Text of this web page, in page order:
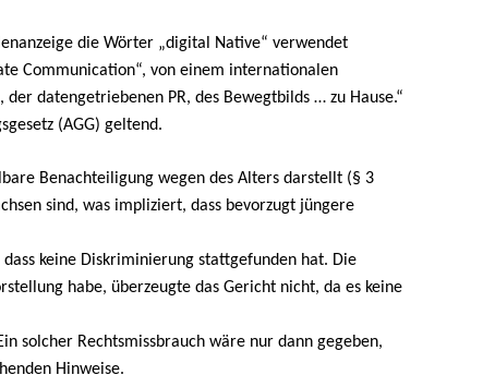
die Wörter „digital Native“ verwendet
Communication“, von einem internationalen
datengetriebenen PR, des Bewegtbilds … zu Hause.“
(AGG) geltend.
Benachteiligung wegen des Alters darstellt (§ 3
sind, was impliziert, dass bevorzugt jüngere
keine Diskriminierung stattgefunden hat. Die
habe, überzeugte das Gericht nicht, da es keine
solcher Rechtsmissbrauch wäre nur dann gegeben,
Hinweise.